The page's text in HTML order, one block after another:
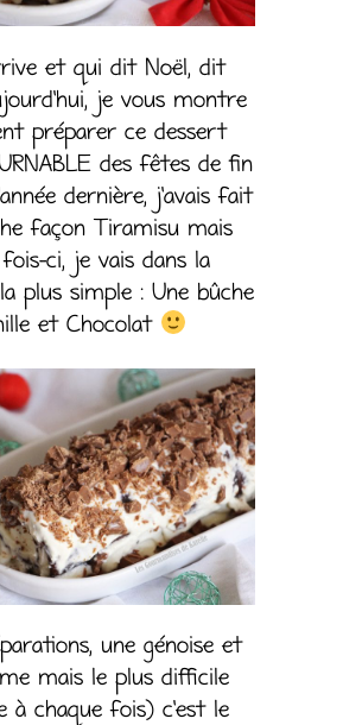
et qui dit Noël, dit
je vous montre
préparer ce dessert
des fêtes de fin
dernière, j’avais fait
façon Tiramisu mais
ci, je vais dans la
plus simple : Une bûche
et Chocolat
une génoise et
mais le plus difficile
à chaque fois) c’est le